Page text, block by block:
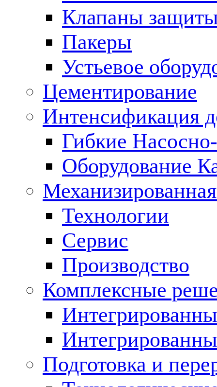
Клапаны
Пакеры
Устьевое
Цементирование
Интенсификация
Гибкие
Оборудование
Технологии
Сервис
Производство
Комплексные
Подготовка и